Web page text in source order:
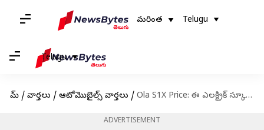
మరింత Telugu
Telugu
హోమ్ / వార్తలు / ఆటోమొబైల్స్ వార్తలు / Ola S1X Price: ఈ ఎలక్ట్రిక్ స్కూటర్ హోండా యాక్టివా కంటే చౌక.. ధర రూ. 70 వేల కంటే తక్కువ
ADVERTISEMENT